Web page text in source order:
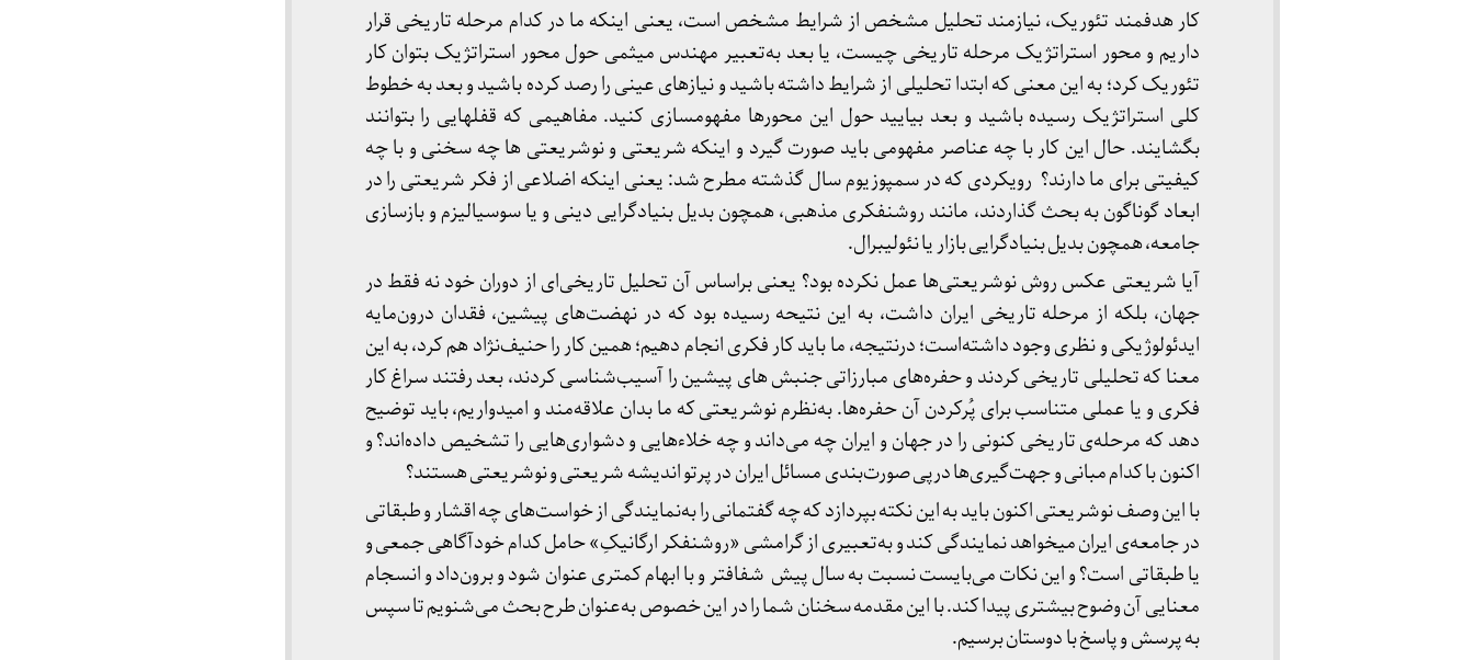
کار هدفمند تئوریک، نیازمند تحلیل مشخص از شرایط مشخص است، یعنی اینکه ما در کدام مرحله تاریخی قرار
داریم و محور استراتژیک مرحله تاریخی چیست، یا بعد به‌تعبیر مهندس میثمی حول محور استراتژیک بتوان کار
تئوریک کرد؛ به این معنی که ابتدا تحلیلی از شرایط داشته باشید و نیازهای عینی را رصد کرده باشید و بعد به خطوط
کلی استراتژیک رسیده باشید و بعد بیایید حول این محورها مفهوم­سازی کنید. مفاهیمی که قفل­هایی را بتوانند
بگشایند. حال این کار با چه عناصر مفهومی باید صورت گیرد و اینکه شریعتی و نوشریعتی ها چه سخنی و با چه
کیفیتی برای ما دارند؟ رویکردی که در سمپوزیوم سال گذشته مطرح شد: یعنی اینکه اضلاعی از فکر شریعتی را در
ابعاد گوناگون به بحث گذاردند، مانند روشنفکری مذهبی، همچون بدیل بنیادگرایی دینی و یا سوسیالیزم و بازسازی
جامعه، همچون بدیل بنیادگرایی بازار یا نئولیبرال.
آیا شریعتی ‌عکس روش نوشریعتی‌ها عمل نکرده بود؟ یعنی براساس آن تحلیل تاریخی‌ای از دوران خود نه فقط در
جهان، بلکه از مرحله تاریخی ایران داشت، به این نتیحه رسیده بود که در نهضت‌های پیشین، فقدان درون‌مایه
ایدئولوژیکی و نظری وجود داشته‌است؛ درنتیجه، ما باید کار فکری انجام دهیم؛ همین کار را حنیف‌نژاد هم کرد، به این
معنا که تحلیلی تاریخی کردند و حفره‌های مبارزاتی جنبش های پیشین را آسیب‌شناسی کردند، بعد رفتند سراغ کار
فکری و یا عملی متناسب برای پُرکردن آن حفره‌ها. به‌نظرم نوشریعتی که ما بدان علاقه‌مند و امیدواریم، باید توضیح
دهد که مرحله‌ی تاریخی کنونی را در جهان و ایران چه می‌داند و چه خلاءهایی و دشواری‌هایی را تشخیص داده‌اند؟ و
اکنون با کدام مبانی و جهت‌گیری‌ها درپی صورت‌بندی مسائل ایران در پرتو اندیشه شریعتی و نوشریعتی هستند؟
با این وصف نوشریعتی اکنون باید به این نکته بپردازد که چه گفتمانی را به‌نمایندگی از خواست‌های چه اقشار و طبقاتی
در جامعه‌ی ایران می­خواهد نمایندگی کند و به‌تعبیری از گرامشی «روشنفکر ارگانیکِ» حامل کدام خودآگاهی جمعی و
یا طبقاتی است؟ و این نکات می‌بایست نسبت به سال پیش شفاف­تر و با ابهام کمتری عنوان شود و برون‌داد و انسجام
معنایی آن وضوح بیشتری پیدا کند. با این مقدمه سخنان شما را در این خصوص به‌عنوان طرح بحث می‌شنویم تا سپس
به پرسش و پاسخ با دوستان برسیم.